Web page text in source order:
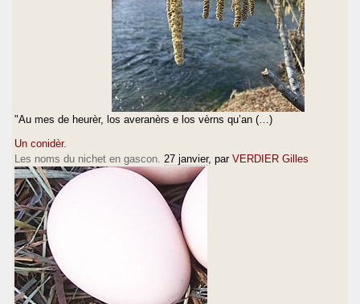
"Au mes de heurèr, los averanèrs e los vèrns qu’an (…)
Un conidèr.
Les noms du nichet en gascon. 27 janvier, par VERDIER Gilles